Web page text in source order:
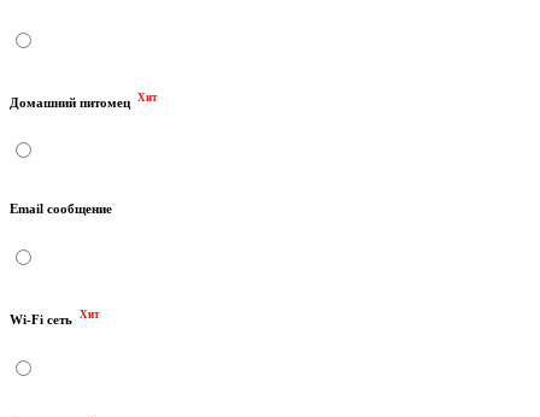
Домашний питомец Хит
Email сообщение
Wi-Fi сеть Хит